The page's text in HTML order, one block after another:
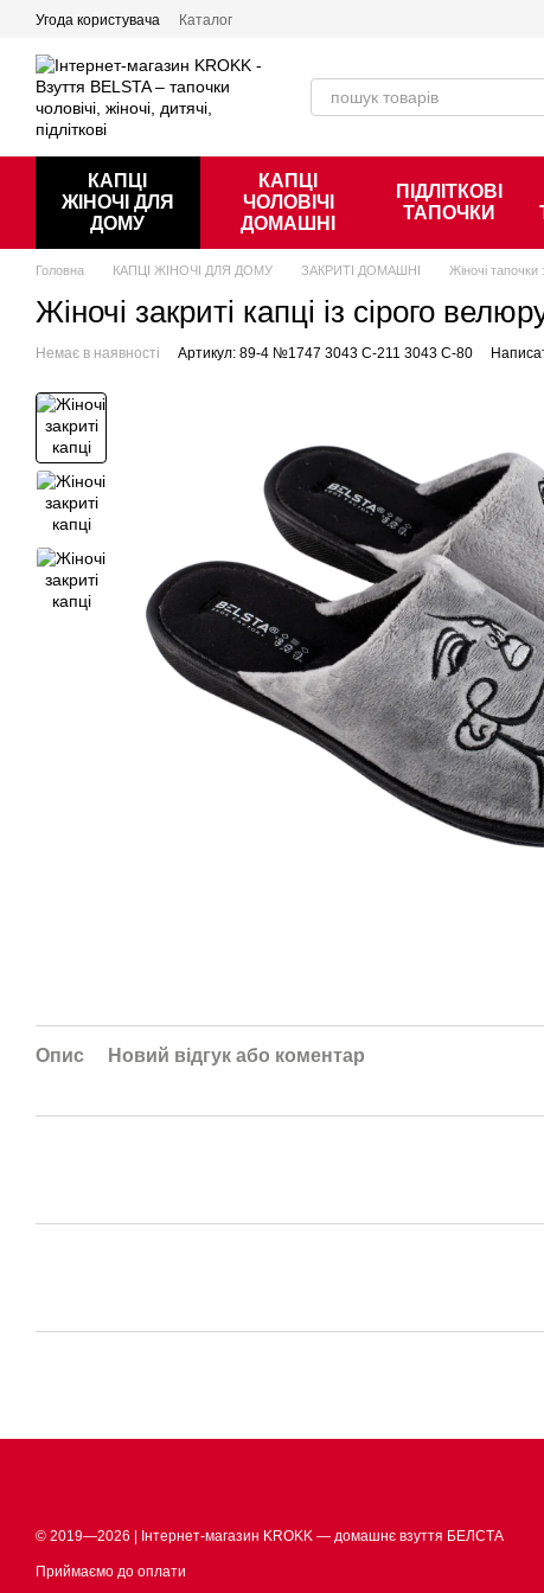
Перейти к основному контенту
Угода користувача Каталог
КАПЦІ
ЖІНОЧІ ДЛЯ
ДОМУ
КАПЦІ
ЧОЛОВІЧІ
ДОМАШНІ
ПІДЛІТКОВІ
ТАПОЧКИ
Головна КАПЦІ ЖІНОЧІ ДЛЯ ДОМУ ЗАКРИТІ ДОМАШНІ Жіночі
Жіночі закриті капці із сірого
Немає в наявності Артикул: 89-4 №1747 3043 С-211 3043 С-80
Опис Новий відгук або коментар
© 2019—2026 | Інтернет-магазин KROKK — домашнє взуття БЕЛСТА
Приймаємо до оплати